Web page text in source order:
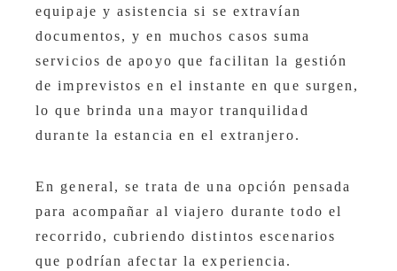
equipaje y asistencia si se extravían
documentos, y en muchos casos suma
servicios de apoyo que facilitan la gestión
de imprevistos en el instante en que surgen,
lo que brinda una mayor tranquilidad
durante la estancia en el extranjero.
En general, se trata de una opción pensada
para acompañar al viajero durante todo el
recorrido, cubriendo distintos escenarios
que podrían afectar la experiencia.